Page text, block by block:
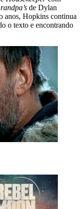
de Dylan
anos, Hopkins continua
o texto e encontrando